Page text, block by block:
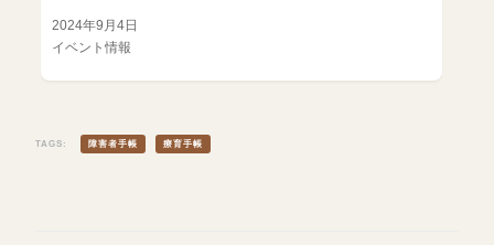
2024年9月4日
イベント情報
TAGS: 障害者手帳 療育手帳